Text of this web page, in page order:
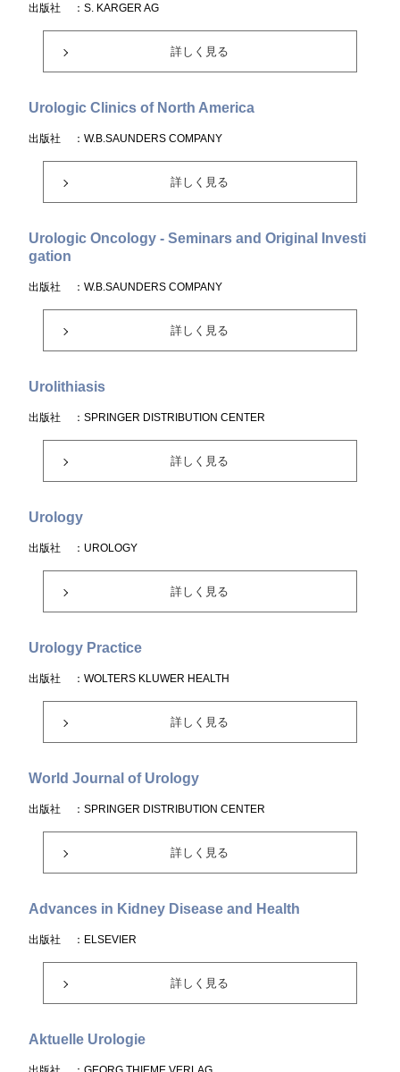
出版社 ：S. KARGER AG
詳しく見る
Urologic Clinics of North America
出版社 ：W.B.SAUNDERS COMPANY
詳しく見る
Urologic Oncology - Seminars and Original Investi
gation
出版社 ：W.B.SAUNDERS COMPANY
詳しく見る
Urolithiasis
出版社 ：SPRINGER DISTRIBUTION CENTER
詳しく見る
Urology
出版社 ：UROLOGY
詳しく見る
Urology Practice
出版社 ：WOLTERS KLUWER HEALTH
詳しく見る
World Journal of Urology
出版社 ：SPRINGER DISTRIBUTION CENTER
詳しく見る
Advances in Kidney Disease and Health
出版社 ：ELSEVIER
詳しく見る
Aktuelle Urologie